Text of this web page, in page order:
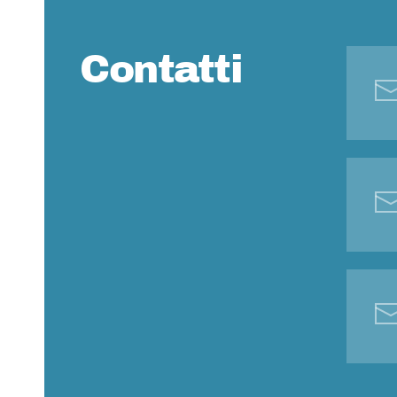
Contatti